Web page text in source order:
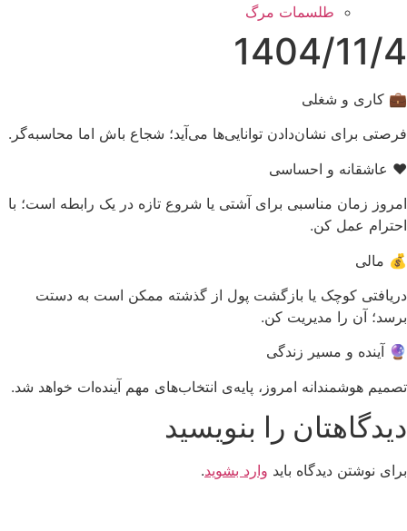
طلسمات مرگ
1404/11/4
💼 کاری و شغلی
فرصتی برای نشان‌دادن توانایی‌ها می‌آید؛ شجاع باش اما محاسبه‌گر.
❤️ عاشقانه و احساسی
امروز زمان مناسبی برای آشتی یا شروع تازه در یک رابطه است؛ با
احترام عمل کن.
💰 مالی
دریافتی کوچک یا بازگشت پول از گذشته ممکن است به دستت
برسد؛ آن را مدیریت کن.
🔮 آینده و مسیر زندگی
تصمیم هوشمندانه امروز، پایه‌ی انتخاب‌های مهم آینده‌ات خواهد شد.
دیدگاهتان را بنویسید
برای نوشتن دیدگاه باید وارد بشوید.